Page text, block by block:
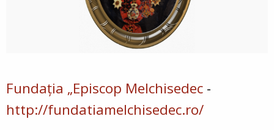
Fundația „Episcop Melchisedec -
http://fundatiamelchisedec.ro/